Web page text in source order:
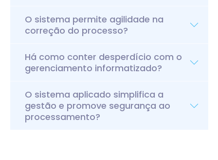
O sistema permite agilidade na
correção do processo?
Há como conter desperdício com o
gerenciamento informatizado?
O sistema aplicado simplifica a
gestão e promove segurança ao
processamento?